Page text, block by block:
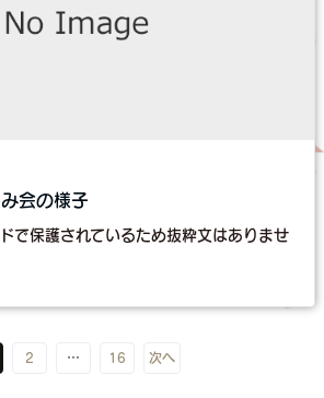
会の様子
で保護されているため抜粋文はありませ
2 … 16 次へ